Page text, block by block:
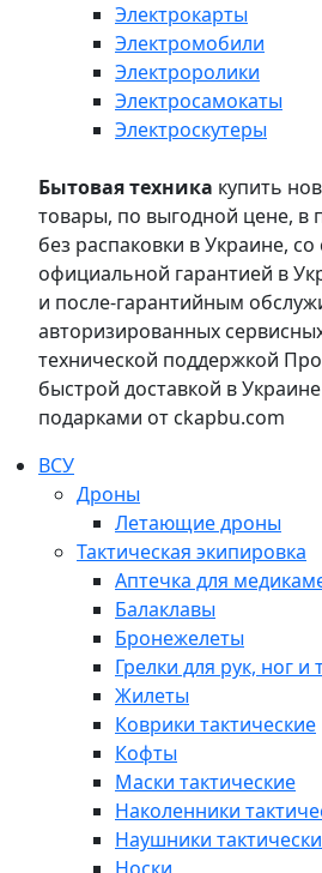
Электрокарты
Электромобили
Электроролики
Электросамокаты
Электроскутеры
Бытовая техника купить
товары, по выгодной цене, в
без распаковки в Украине, со
официальной гарантией в
и после-гарантийным
авторизированных
технической поддержкой
быстрой доставкой в
подарками от ckapbu.com
ВСУ
Дроны
Летающие дроны
Тактическая экипировка
Аптечка для
Балаклавы
Бронежелеты
Грелки для рук, ног и
Жилеты
Коврики тактические
Кофты
Маски тактические
Наколенники
Наушники